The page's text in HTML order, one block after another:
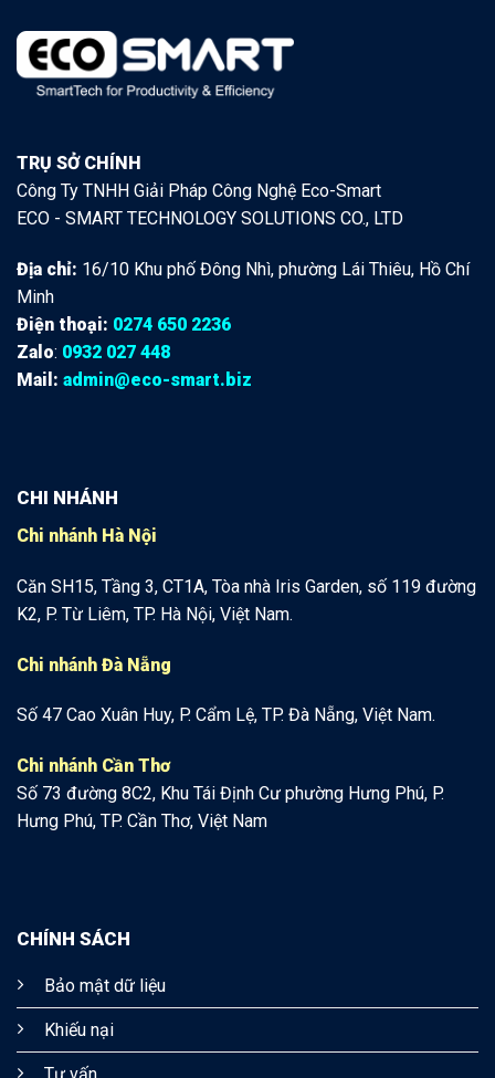
TRỤ SỞ CHÍNH
Công Ty TNHH Giải Pháp Công Nghệ Eco-Smart
ECO - SMART TECHNOLOGY SOLUTIONS CO., LTD
Địa chỉ: 16/10 Khu phố Đông Nhì, phường Lái Thiêu, Hồ Chí
Minh
Điện thoại: 0274 650 2236
Zalo: 0932 027 448
Mail: admin@eco-smart.biz
CHI NHÁNH
Chi nhánh Hà Nội
Căn SH15, Tầng 3, CT1A, Tòa nhà Iris Garden, số 119 đường
K2, P. Từ Liêm, TP. Hà Nội, Việt Nam.
Chi nhánh Đà Nẵng
Số 47 Cao Xuân Huy, P. Cẩm Lệ, TP. Đà Nẵng, Việt Nam.
Chi nhánh Cần Thơ
Số 73 đường 8C2, Khu Tái Định Cư phường Hưng Phú, P.
Hưng Phú, TP. Cần Thơ, Việt Nam
CHÍNH SÁCH
Bảo mật dữ liệu
Khiếu nại
Tư vấn